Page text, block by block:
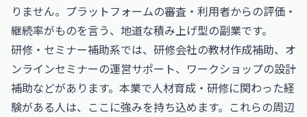
りません。プラットフォームの審査・利用者からの評価・
継続率がものを言う、地道な積み上げ型の副業です。
研修・セミナー補助系では、研修会社の教材作成補助、オ
ンラインセミナーの運営サポート、ワークショップの設計
補助などがあります。本業で人材育成・研修に関わった経
験がある人は、ここに強みを持ち込めます。これらの周辺